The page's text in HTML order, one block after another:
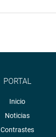
PORTAL
Inicio
Noticias
Contrastes